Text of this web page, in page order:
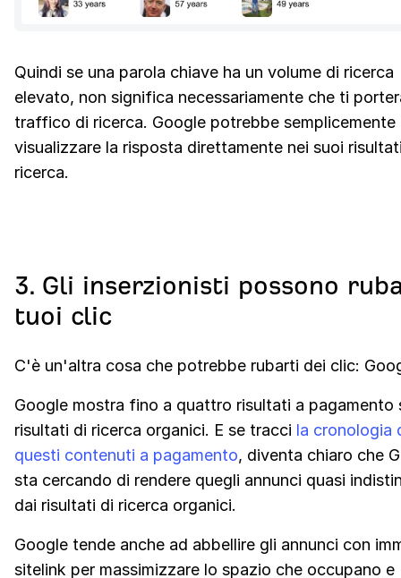
Quindi se una parola chiave ha un volume di ricerca
elevato, non significa necessariamente che ti
traffico di ricerca. Google potrebbe semplicemente
visualizzare la risposta direttamente nei suoi
ricerca.
3. Gli inserzionisti possono
tuoi clic
C'è un'altra cosa che potrebbe rubarti dei clic:
Google mostra fino a quattro risultati a pagamento
risultati di ricerca organici. E se tracci la cronologia
questi contenuti a pagamento, diventa chiaro che
sta cercando di rendere quegli annunci quasi
dai risultati di ricerca organici.
Google tende anche ad abbellire gli annunci con
sitelink per massimizzare lo spazio che occupano e